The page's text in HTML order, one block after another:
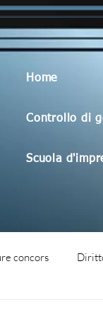
Home
Controllo di
Scuola
concors